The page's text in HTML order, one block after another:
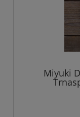
Miyuki